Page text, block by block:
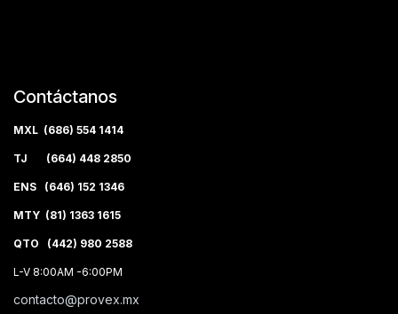
Contáctanos
MXL (686) 554 1414
TJ (664) 448 2850
ENS (646) 152 1346
MTY (81) 1363 1615
QTO (442) 980 2588
L-V 8:00AM -6:00PM
contacto@provex.mx